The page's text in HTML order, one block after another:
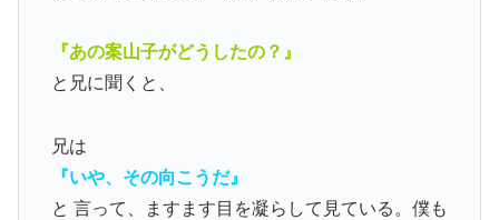
『あの案山子がどうしたの？』
と兄に聞くと、
兄は
『いや、その向こうだ』
と 言って、ますます目を凝らして見ている。僕も